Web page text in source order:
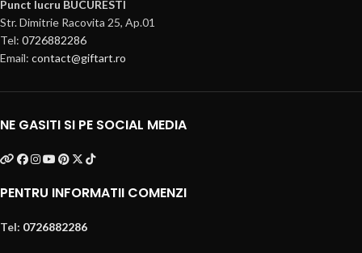
Punct lucru BUCURESTI
Str. Dimitrie Racovita 25, Ap.01
Tel: 0726882286
Email: contact@giftart.ro
NE GASITI SI PE SOCIAL MEDIA
PENTRU INFORMATII COMENZI
Tel: 0726882286